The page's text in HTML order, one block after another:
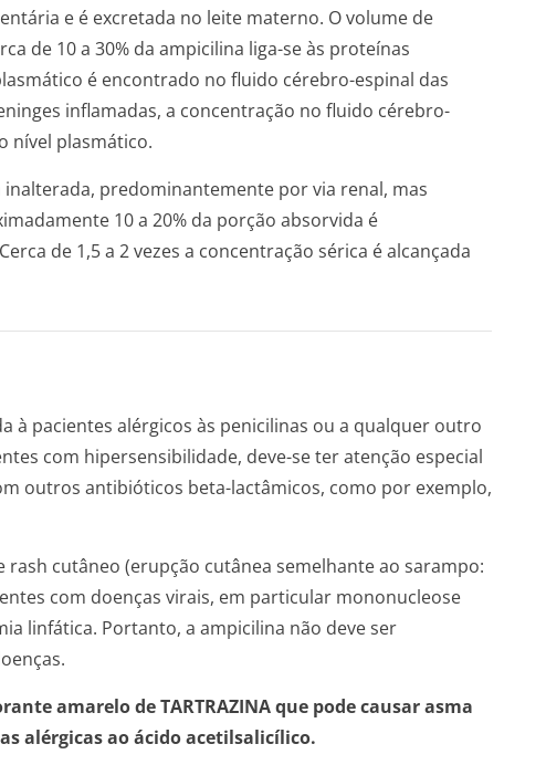
e é excretada no leite materno. O volume de
de 10 a 30% da ampicilina liga-se às proteínas
é encontrado no fluido cérebro-espinal das
inflamadas, a concentração no fluido cérebro-
nível plasmático.
predominantemente por via renal, mas
10 a 20% da porção absorvida é
de 1,5 a 2 vezes a concentração sérica é alcançada
à pacientes alérgicos às penicilinas ou a qualquer outro
com hipersensibilidade, deve-se ter atenção especial
outros antibióticos beta-lactâmicos, como por exemplo,
cutâneo (erupção cutânea semelhante ao sarampo:
com doenças virais, em particular mononucleose
linfática. Portanto, a ampicilina não deve ser
amarelo de TARTRAZINA que pode causar asma
alérgicas ao ácido acetilsalicílico.